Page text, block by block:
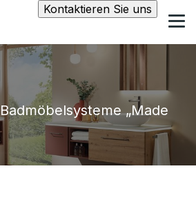
Kontaktieren Sie uns
„Made